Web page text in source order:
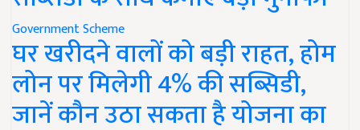
Government Scheme
घर खरीदने वालों को बड़ी राहत, होम
लोन पर मिलेगी 4% की सब्सिडी,
जानें कौन उठा सकता है योजना का